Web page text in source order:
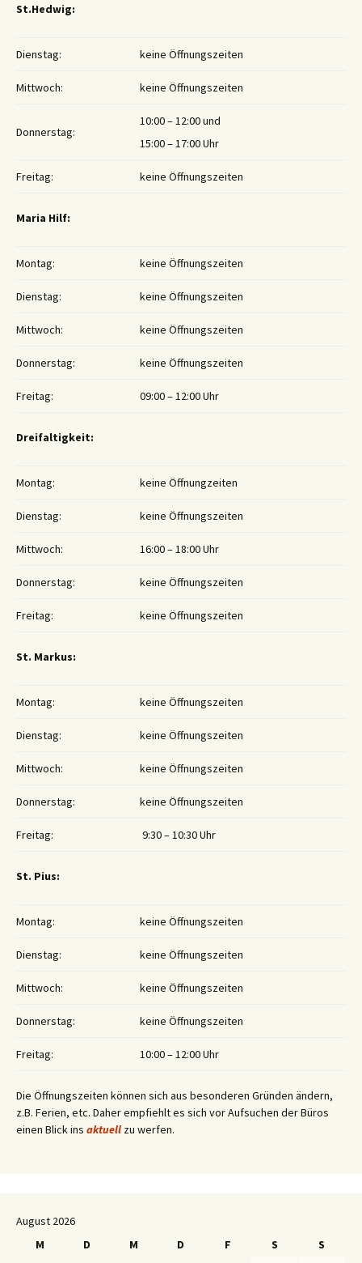
St.Hedwig:
Dienstag: keine Öffnungszeiten
Mittwoch: keine Öffnungszeiten
Donnerstag:
10:00 – 12:00 und
15:00 – 17:00 Uhr
Freitag: keine Öffnungszeiten
Maria Hilf:
Montag: keine Öffnungszeiten
Dienstag: keine Öffnungszeiten
Mittwoch: keine Öffnungszeiten
Donnerstag: keine Öffnungszeiten
Freitag: 09:00 – 12:00 Uhr
Dreifaltigkeit:
Montag: keine Öffnungzeiten
Dienstag: keine Öffnungszeiten
Mittwoch: 16:00 – 18:00 Uhr
Donnerstag: keine Öffnungszeiten
Freitag: keine Öffnungszeiten
St. Markus:
Montag: keine Öffnungszeiten
Dienstag: keine Öffnungszeiten
Mittwoch: keine Öffnungszeiten
Donnerstag: keine Öffnungszeiten
Freitag: 9:30 – 10:30 Uhr
St. Pius:
Montag: keine Öffnungszeiten
Dienstag: keine Öffnungszeiten
Mittwoch: keine Öffnungszeiten
Donnerstag: keine Öffnungszeiten
Freitag: 10:00 – 12:00 Uhr
Die Öffnungszeiten können sich aus besonderen Gründen ändern,
z.B. Ferien, etc. Daher empfiehlt es sich vor Aufsuchen der Büros
einen Blick ins aktuell zu werfen.
August 2026
M
D M D F S
S